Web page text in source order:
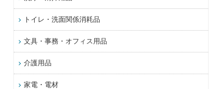
トイレ・洗面関係消耗品
文具・事務・オフィス用品
介護用品
家電・電材